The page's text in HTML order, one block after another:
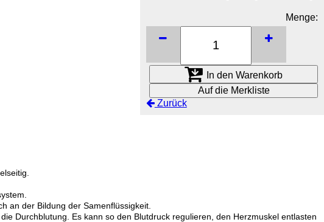
Menge:
In den Warenkorb
Auf die Merkliste
Zurück
an der Bildung der Samenflüssigkeit.
Durchblutung. Es kann so den Blutdruck regulieren, den Herzmuskel entlasten